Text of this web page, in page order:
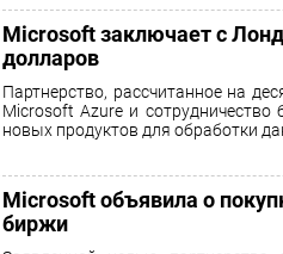
Microsoft заключает с
долларов
Партнерство, рассчитанное на
Microsoft Azure и сотрудничество
новых продуктов для обработки
Microsoft объявила о
биржи